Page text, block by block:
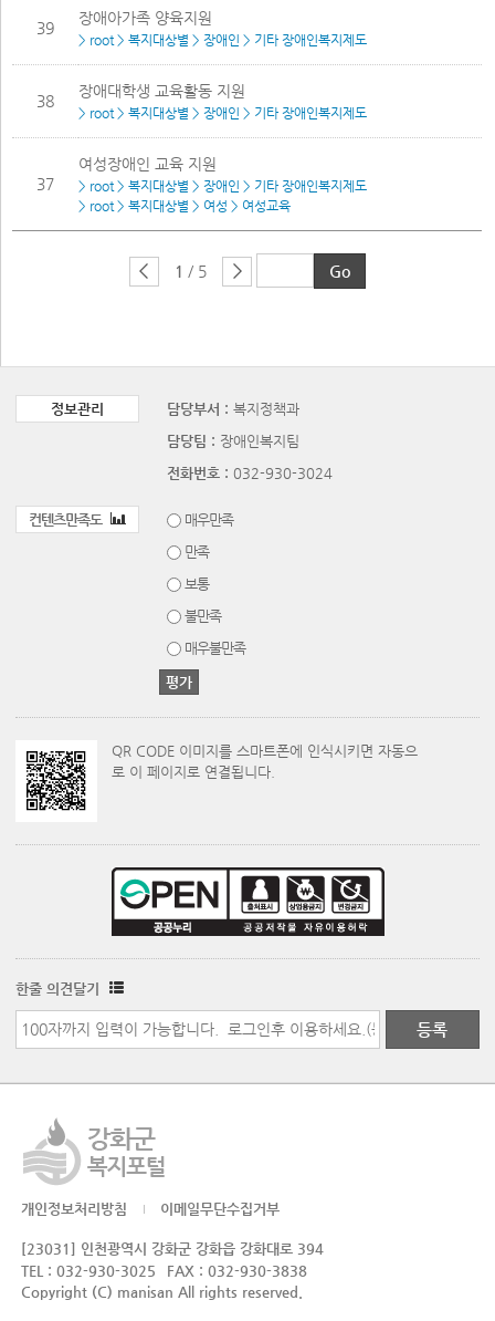
39
장애아가족 양육지원
> root > 복지대상별 > 장애인 > 기타 장애인복지제도
38
장애대학생 교육활동 지원
> root > 복지대상별 > 장애인 > 기타 장애인복지제도
37
여성장애인 교육 지원
> root > 복지대상별 > 장애인 > 기타 장애인복지제도
> root > 복지대상별 > 여성 > 여성교육
1 / 5
정보관리 담당부서 : 복지정책과
담당팀 : 장애인복지팀
전화번호 : 032-930-3024
컨텐츠만족도
매우만족
만족
보통
불만족
매우불만족
QR CODE 이미지를 스마트폰에 인식시키면 자동으
로 이 페이지로 연결됩니다.
한줄 의견달기
개인정보처리방침 이메일무단수집거부
[23031] 인천광역시 강화군 강화읍 강화대로 394
TEL : 032-930-3025
FAX : 032-930-3838
Copyright (C) manisan All rights reserved.